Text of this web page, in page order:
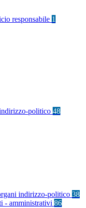
responsabile 1
politico 48
indirizzo-politico 38
- amministrativi 86